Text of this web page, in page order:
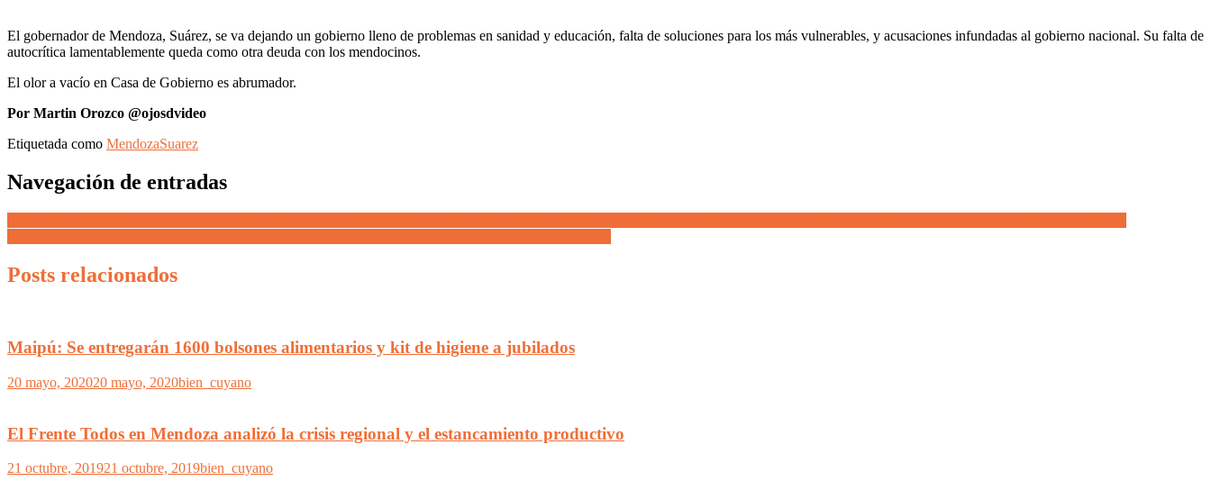
El gobernador de Mendoza, Suárez, se va dejando un gobierno lleno de problemas en sanidad y educación, falta de soluciones para los más vulnerables, y acusaciones infundadas al gobierno nacional. Su falta de
autocrítica lamentablemente queda como otra deuda con los mendocinos.
El olor a vacío en Casa de Gobierno es abrumador.
Por Martin Orozco @ojosdvideo
Etiquetada como MendozaSuarez
Navegación de entradas
Posts relacionados
Maipú: Se entregarán 1600 bolsones alimentarios y kit de higiene a jubilados
20 mayo, 202020 mayo, 2020bien_cuyano
El Frente Todos en Mendoza analizó la crisis regional y el estancamiento productivo
21 octubre, 201921 octubre, 2019bien_cuyano